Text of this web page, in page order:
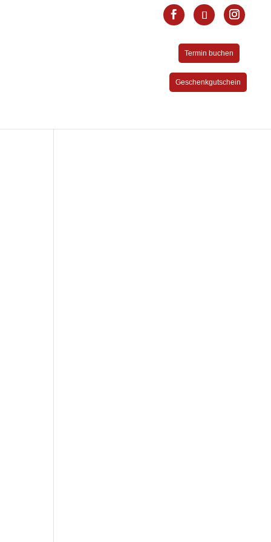
Termin buchen
Geschenkgutschein